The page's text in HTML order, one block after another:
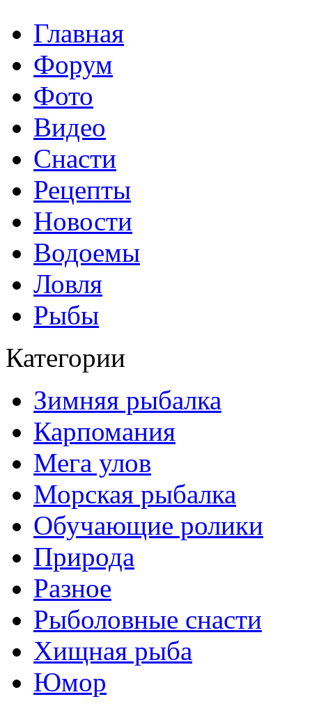
Главная
Форум
Фото
Видео
Снасти
Рецепты
Новости
Водоемы
Ловля
Рыбы
Категории
Зимняя рыбалка
Карпомания
Мега улов
Морская рыбалка
Обучающие ролики
Природа
Разное
Рыболовные снасти
Хищная рыба
Юмор